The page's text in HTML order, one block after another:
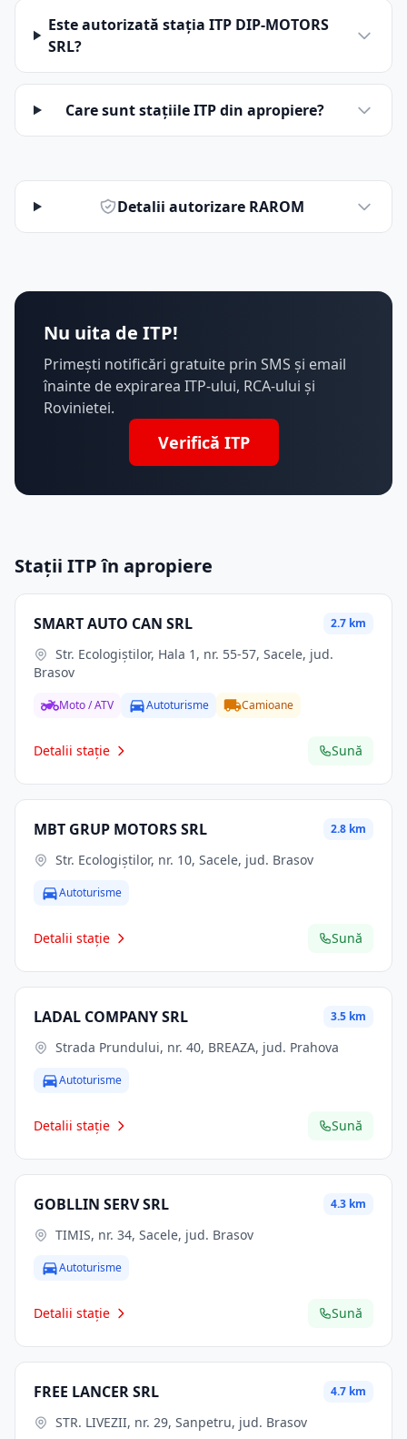
Este autorizată stația ITP DIP-MOTORS
SRL?
Care sunt stațiile ITP din apropiere?
Detalii autorizare RAROM
Nu uita de ITP!
Primești notificări gratuite prin SMS și email
înainte de expirarea ITP-ului, RCA-ului și
Rovinietei.
Verifică ITP
Stații ITP în apropiere
SMART AUTO CAN SRL 2.7 km
Brasov
Moto / ATV Autoturisme Camioane
Detalii stație Sună
MBT GRUP MOTORS SRL 2.8 km
Str. Ecologiştilor, nr. 10, Sacele, jud. Brasov
Autoturisme
Detalii stație Sună
LADAL COMPANY SRL 3.5 km
Strada Prundului, nr. 40, BREAZA, jud. Prahova
Autoturisme
Detalii stație Sună
GOBLLIN SERV SRL 4.3 km
TIMIS, nr. 34, Sacele, jud. Brasov
Autoturisme
Detalii stație Sună
FREE LANCER SRL 4.7 km
STR. LIVEZII, nr. 29, Sanpetru, jud. Brasov